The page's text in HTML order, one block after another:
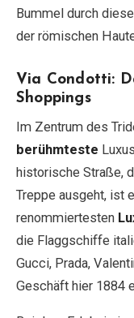
Bummel durch
der römischen
Via Condotti:
Shoppings
Im Zentrum des
berühmteste
historische Straße,
Treppe ausgeht, ist
renommiertesten
die Flaggschiffe
Gucci, Prada,
Geschäft hier 1884